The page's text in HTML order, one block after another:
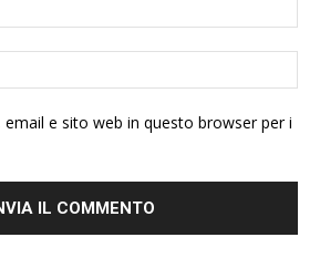
e sito web in questo browser per i